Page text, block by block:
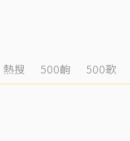
熱搜 500齣 500歌